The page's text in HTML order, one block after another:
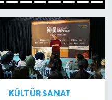
KÜLTÜR SANAT